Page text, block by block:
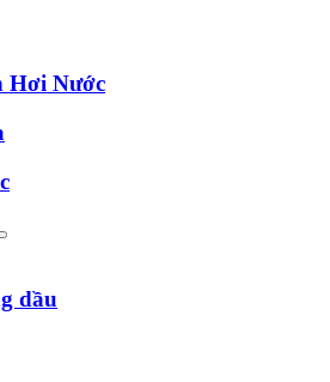
Hơi Nước
dầu